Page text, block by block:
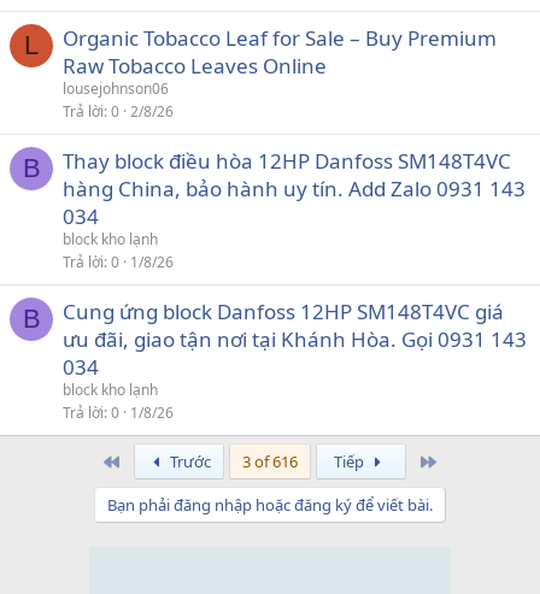
L
Organic Tobacco Leaf for Sale – Buy Premium
Raw Tobacco Leaves Online
lousejohnson06
Trả lời 0 2/8/26
B
Thay block điều hòa 12HP Danfoss SM148T4VC
hàng China, bảo hành uy tín. Add Zalo 0931 143
034
block kho lạnh
Trả lời 0 1/8/26
B
Cung ứng block Danfoss 12HP SM148T4VC giá
ưu đãi, giao tận nơi tại Khánh Hòa. Gọi 0931 143
034
block kho lạnh
Trả lời 0 1/8/26
Trước 3 of 616 Tiếp
Bạn phải đăng nhập hoặc đăng ký để viết bài.